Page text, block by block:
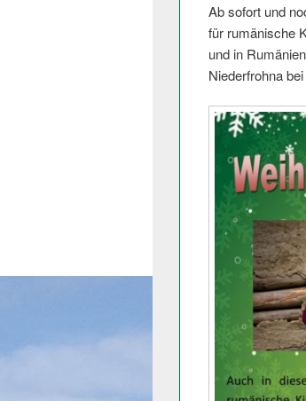
Ab sofort und
für rumänische
und in
Niederfrohna